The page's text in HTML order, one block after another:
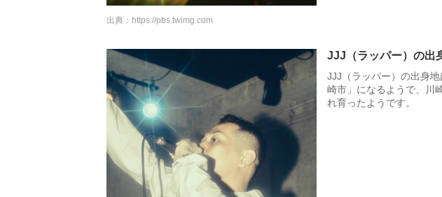
出典： https://pbs.twimg.com
JJJ（ラッパー）の出
JJJ（ラッパー）の出身
崎市」になるようで、川
れ育ったようです。